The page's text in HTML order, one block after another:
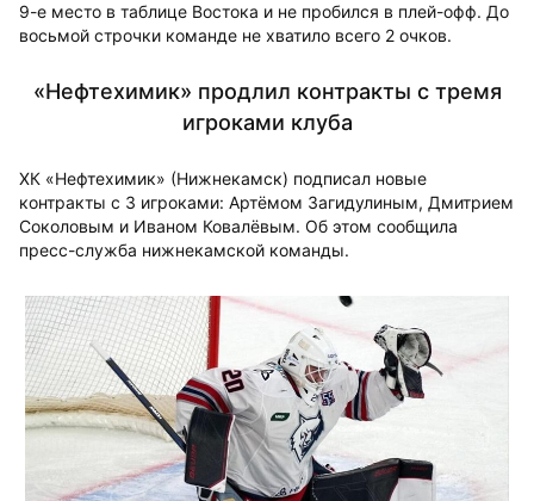
9-е место в таблице Востока и не пробился в плей-офф. До
восьмой строчки команде не хватило всего 2 очков.
«Нефтехимик» продлил контракты с тремя
игроками клуба
ХК «Нефтехимик» (Нижнекамск) подписал новые
контракты с 3 игроками: Артёмом Загидулиным, Дмитрием
Соколовым и Иваном Ковалёвым. Об этом сообщила
пресс-служба нижнекамской команды.